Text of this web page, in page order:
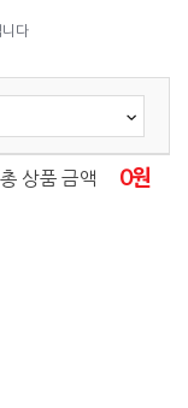
다
총 상품 금액 0원